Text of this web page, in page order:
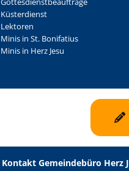
Küsterdienst
Lektoren
Minis in St. Bonifatius
Minis in Herz Jesu
Kontakt Gemeindebüro Herz